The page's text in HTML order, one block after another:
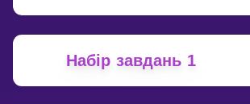
Набір завдань 1